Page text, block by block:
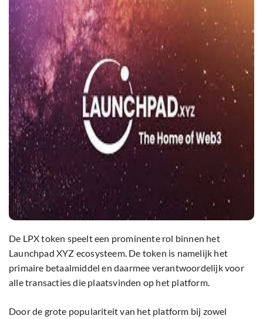
De LPX token speelt een prominente rol binnen het
Launchpad XYZ ecosysteem. De token is namelijk het
primaire betaalmiddel en daarmee verantwoordelijk voor
alle transacties die plaatsvinden op het platform.
Door de grote populariteit van het platform bij zowel